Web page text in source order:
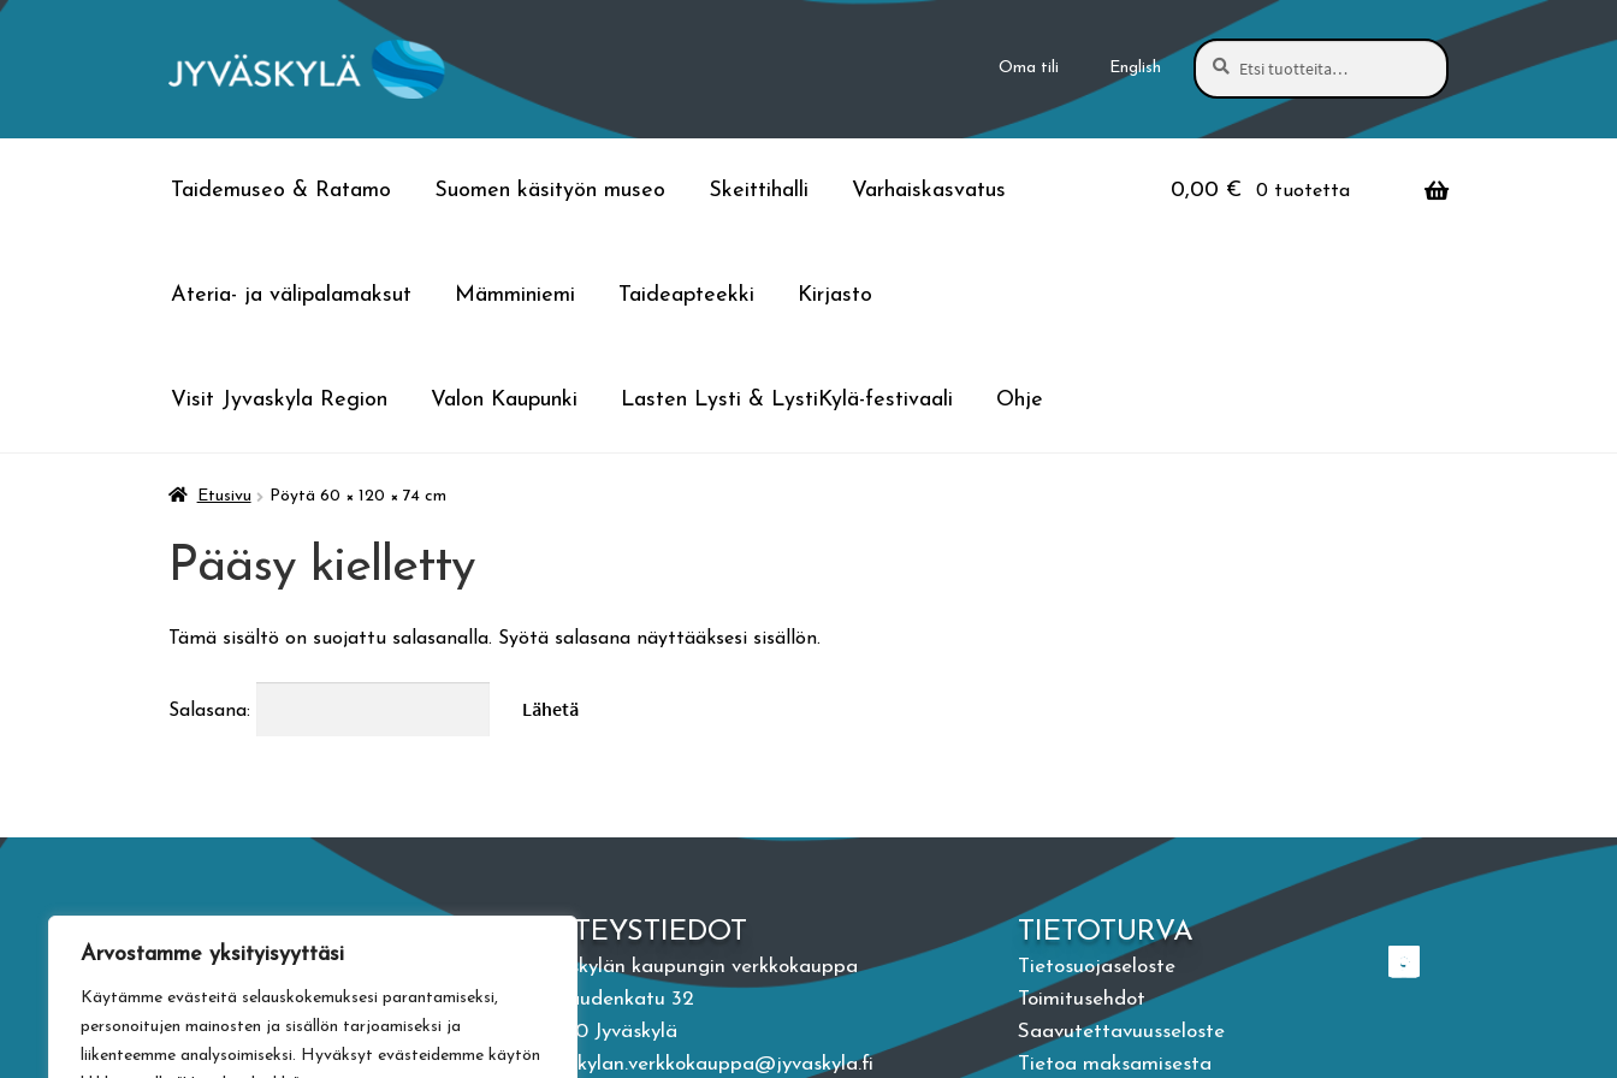
Arvostamme yksityisyyttäsi
Käytämme evästeitä selauskokemuksesi parantamiseksi,
personoitujen mainosten ja sisällön tarjoamiseksi ja
liikenteemme analysoimiseksi. Hyväksyt evästeidemme käytön
Siirry
Siirry
Oma tili English
Etsi:
Haku
Taidemuseo & Ratamo Suomen käsityön museo Skeittihalli Varhaiskasvatus
Ateria- ja välipalamaksut Mämminiemi Taideapteekki Kirjasto
Visit Jyvaskyla Region Valon Kaupunki Lasten Lysti & LystiKylä-festivaali Ohje
0,00 € 0 tuotetta
Etusivu Pöytä 60 × 120 × 74 cm
Pääsy kielletty
Tämä sisältö on suojattu salasanalla. Syötä salasana näyttääksesi sisällön.
Salasana:
YHTEYSTIEDOT
Jyväskylän kaupungin verkkokauppa
Vapaudenkatu 32
40100 Jyväskylä
jyvaskylan.verkkokauppa@jyvaskyla.fi
TIETOTURVA
Tietosuojaseloste
Toimitusehdot
Saavutettavuusseloste
Tietoa maksamisesta